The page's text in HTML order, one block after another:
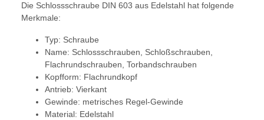
Die Schlossschraube DIN 603 aus Edelstahl hat folgende
Merkmale:
Typ: Schraube
Name: Schlossschrauben, Schloßschrauben,
Flachrundschrauben, Torbandschrauben
Kopfform: Flachrundkopf
Antrieb: Vierkant
Gewinde: metrisches Regel-Gewinde
Material: Edelstahl